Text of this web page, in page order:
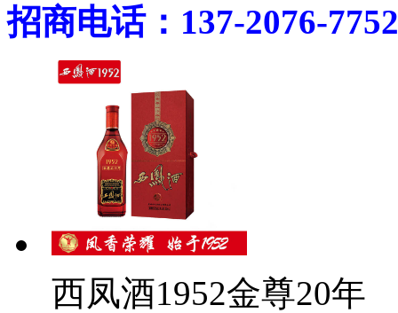
招商电话：137-2076-7752
西凤酒1952金尊20年